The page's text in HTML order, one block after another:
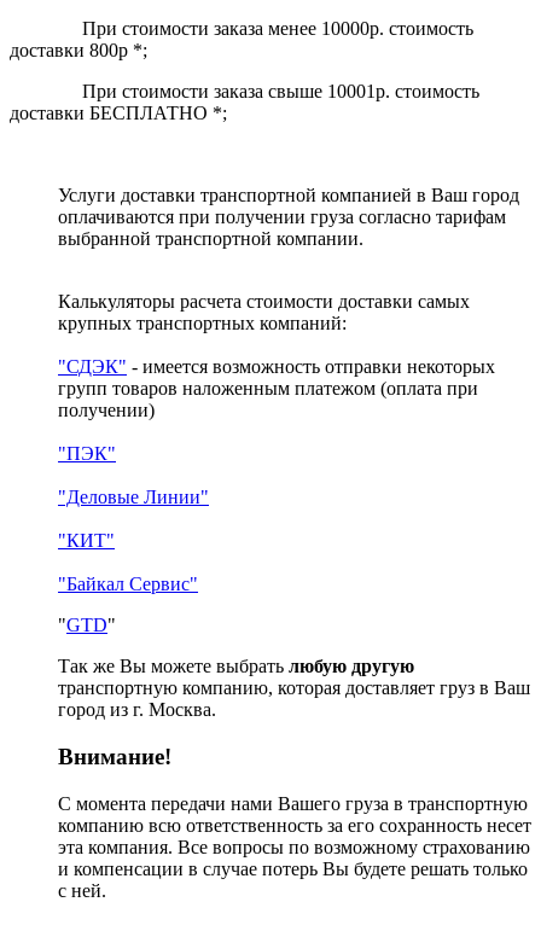
При стоимости заказа менее 10000р. стоимость
доставки 800р *;
При стоимости заказа свыше 10001р. стоимость
доставки БЕСПЛАТНО *;
Услуги доставки транспортной компанией в Ваш город
оплачиваются при получении груза согласно тарифам
выбранной транспортной компании.
Калькуляторы расчета стоимости доставки самых
крупных транспортных компаний:
"СДЭК" - имеется возможность отправки некоторых
групп товаров наложенным платежом (оплата при
получении)
"ПЭК"
"Деловые Линии"
"КИТ"
"Байкал Сервис"
"GTD"
Так же Вы можете выбрать любую другую
транспортную компанию, которая доставляет груз в Ваш
город из г. Москва.
Внимание!
С момента передачи нами Вашего груза в транспортную
компанию всю ответственность за его сохранность несет
эта компания. Все вопросы по возможному страхованию
и компенсации в случае потерь Вы будете решать только
с ней.